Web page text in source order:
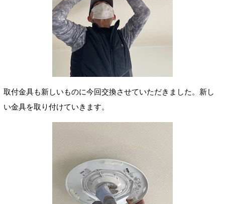
取付金具も新しいものに今回交換させていただきました。新し
い金具を取り付けていきます。